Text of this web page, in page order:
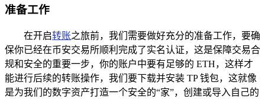
准备工作
在开启转账之旅前，我们需要做好充分的准备工作，要确
保你已经在币安交易所顺利完成了实名认证，这是保障交易合
规和安全的重要一步，你的账户中要有足够的 ETH，这样才
能进行后续的转账操作，我们要下载并安装 TP 钱包，这就像
是为我们的数字资产打造一个安全的“家”，创建或导入自己的